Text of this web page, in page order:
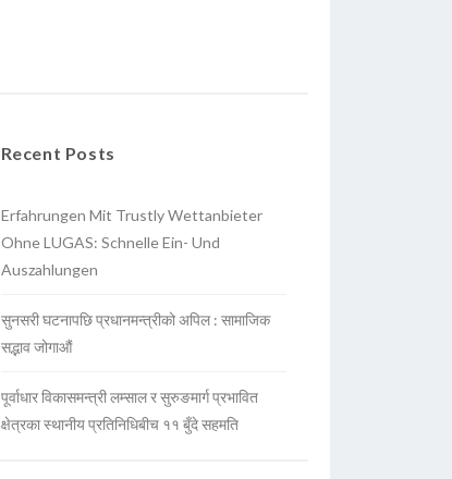
Recent Posts
Erfahrungen Mit Trustly Wettanbieter
Ohne LUGAS: Schnelle Ein- Und
Auszahlungen
सुनसरी घटनापछि प्रधानमन्त्रीको अपिल : सामाजिक
सद्भाव जोगाऔं
पूर्वाधार विकासमन्त्री लम्साल र सुरुङमार्ग प्रभावित
क्षेत्रका स्थानीय प्रतिनिधिबीच ११ बुँदे सहमति